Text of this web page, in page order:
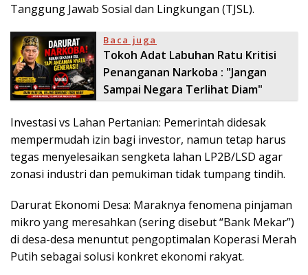
Tanggung Jawab Sosial dan Lingkungan (TJSL).
Baca juga
Tokoh Adat Labuhan Ratu Kritisi
Penanganan Narkoba : "Jangan
Sampai Negara Terlihat Diam"
Investasi vs Lahan Pertanian: Pemerintah didesak
mempermudah izin bagi investor, namun tetap harus
tegas menyelesaikan sengketa lahan LP2B/LSD agar
zonasi industri dan pemukiman tidak tumpang tindih.
Darurat Ekonomi Desa: Maraknya fenomena pinjaman
mikro yang meresahkan (sering disebut “Bank Mekar”)
di desa-desa menuntut pengoptimalan Koperasi Merah
Putih sebagai solusi konkret ekonomi rakyat.